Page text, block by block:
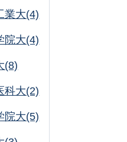
業大(4)
院大(4)
(8)
科大(2)
院大(5)